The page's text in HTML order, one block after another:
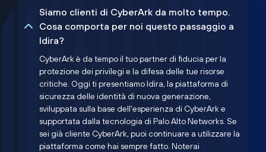
Siamo clienti di CyberArk da molto tempo.
Cosa comporta per noi questo passaggio a
Idira?
CyberArk è da tempo il tuo partner di fiducia per la
protezione dei privilegi e la difesa delle tue risorse
critiche. Oggi ti presentiamo Idira, la piattaforma di
sicurezza delle identità di nuova generazione,
sviluppata sulla base dell'esperienza di CyberArk e
supportata dalla tecnologia di Palo Alto Networks. Se
sei già cliente CyberArk, puoi continuare a utilizzare la
piattaforma come hai sempre fatto. Noterai